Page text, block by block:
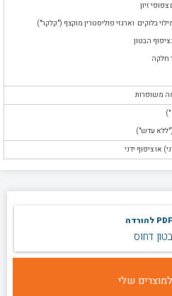
זיון
בלוקים וארגזי פוליסטרין מוקצף ("קלקר")
הבטון
חלקה
או ציפוף ידני
PDF להורדה
בטון דחוס